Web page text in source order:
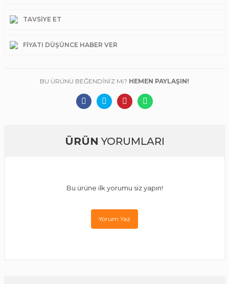
TAVSIYE ET
FIYATI DÜŞÜNCE HABER VER
BU ÜRÜNÜ BEĞENDİNİZ Mi? HEMEN PAYLAŞIN!
ÜRÜN YORUMLARI
Bu ürüne ilk yorumu siz yapın!
Yorum Yaz